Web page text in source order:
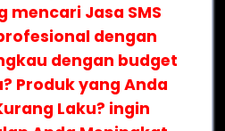
mencari Jasa SMS
dengan
dengan budget
Produk yang Anda
Laku? ingin